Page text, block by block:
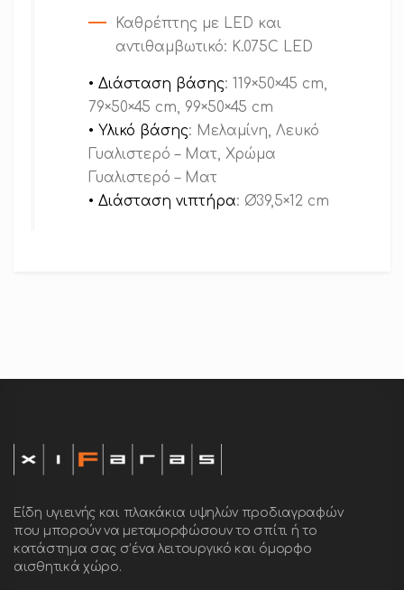
Καθρέπτης με LED και
αντιθαμβωτικό: K.075C LED
• Διάσταση βάσης: 119×50×45 cm,
79×50×45 cm, 99×50×45 cm
• Υλικό βάσης: Μελαμίνη, Λευκό
Γυαλιστερό – Ματ, Χρώμα
Γυαλιστερό – Ματ
• Διάσταση νιπτήρα: Ø39,5×12 cm
Είδη υγιεινής και πλακάκια υψηλών προδιαγραφών
που μπορούν να μεταμορφώσουν το σπίτι ή το
κατάστημα σας σ’ένα λειτουργικό και όμορφο
αισθητικά χώρο.